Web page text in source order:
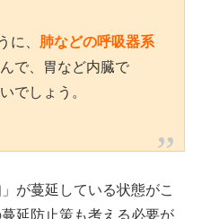
に、 肺などの呼吸器系
で、胃など内臓で
でしょう。
が蔓延している状態がこ
延防止策も考える必要が